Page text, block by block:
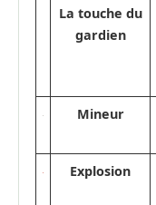
La touche du
gardien
Mineur
Explosion